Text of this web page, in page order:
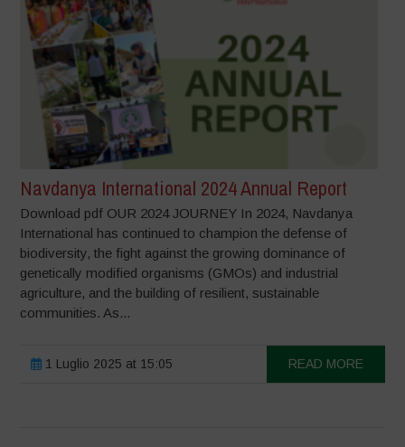
Navdanya International 2024 Annual Report
Download pdf OUR 2024 JOURNEY In 2024, Navdanya
International has continued to champion the defense of
biodiversity, the fight against the growing dominance of
genetically modified organisms (GMOs) and industrial
agriculture, and the building of resilient, sustainable
communities. As...
1 Luglio 2025 at 15:05 READ MORE